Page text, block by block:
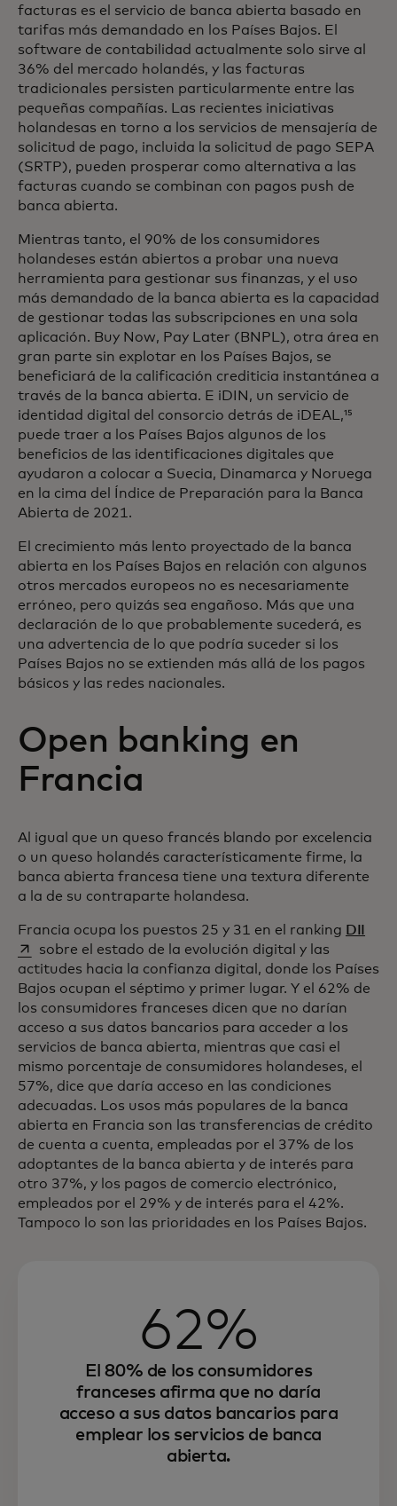
facturas es el servicio de banca abierta basado en
tarifas más demandado en los Países Bajos. El
software de contabilidad actualmente solo sirve al
36% del mercado holandés, y las facturas
tradicionales persisten particularmente entre las
pequeñas compañías. Las recientes iniciativas
holandesas en torno a los servicios de mensajería de
solicitud de pago, incluida la solicitud de pago SEPA
(SRTP), pueden prosperar como alternativa a las
facturas cuando se combinan con pagos push de
banca abierta.
Mientras tanto, el 90% de los consumidores
holandeses están abiertos a probar una nueva
herramienta para gestionar sus finanzas, y el uso
más demandado de la banca abierta es la capacidad
de gestionar todas las subscripciones en una sola
aplicación. Buy Now, Pay Later (BNPL), otra área en
gran parte sin explotar en los Países Bajos, se
beneficiará de la calificación crediticia instantánea a
través de la banca abierta. E iDIN, un servicio de
identidad digital del consorcio detrás de iDEAL,¹⁵
puede traer a los Países Bajos algunos de los
beneficios de las identificaciones digitales que
ayudaron a colocar a Suecia, Dinamarca y Noruega
en la cima del Índice de Preparación para la Banca
Abierta de 2021.
El crecimiento más lento proyectado de la banca
abierta en los Países Bajos en relación con algunos
otros mercados europeos no es necesariamente
erróneo, pero quizás sea engañoso. Más que una
declaración de lo que probablemente sucederá, es
una advertencia de lo que podría suceder si los
Países Bajos no se extienden más allá de los pagos
básicos y las redes nacionales.
Open banking en
Francia
Al igual que un queso francés blando por excelencia
o un queso holandés característicamente firme, la
banca abierta francesa tiene una textura diferente
a la de su contraparte holandesa.
Francia ocupa los puestos 25 y 31 en el ranking DII
sobre el estado de la evolución digital y las
actitudes hacia la confianza digital, donde los Países
Bajos ocupan el séptimo y primer lugar. Y el 62% de
los consumidores franceses dicen que no darían
acceso a sus datos bancarios para acceder a los
servicios de banca abierta, mientras que casi el
mismo porcentaje de consumidores holandeses, el
57%, dice que daría acceso en las condiciones
adecuadas. Los usos más populares de la banca
abierta en Francia son las transferencias de crédito
de cuenta a cuenta, empleadas por el 37% de los
adoptantes de la banca abierta y de interés para
otro 37%, y los pagos de comercio electrónico,
empleados por el 29% y de interés para el 42%.
Tampoco lo son las prioridades en los Países Bajos.
62%
El 80% de los consumidores
franceses afirma que no daría
acceso a sus datos bancarios para
emplear los servicios de banca
abierta.